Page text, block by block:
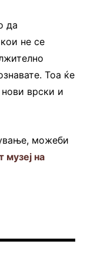
да
не се
Тоа ќе
врски и
можеби
музеј на